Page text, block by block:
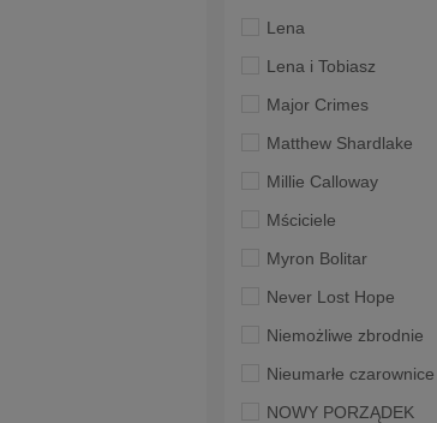
Lena
Lena i Tobiasz
Major Crimes
Matthew Shardlake
Millie Calloway
Mściciele
Myron Bolitar
Never Lost Hope
Niemożliwe zbrodnie
Nieumarłe czarownice
NOWY PORZĄDEK